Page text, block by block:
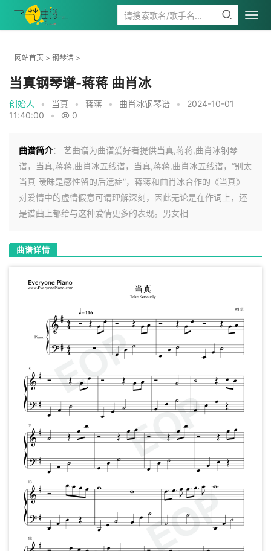
网站首页 > 钢琴谱 >
当真钢琴谱-蒋蒋 曲肖冰
创始人 • 当真 • 蒋蒋 • 曲肖冰钢琴谱 •
2024-10-01
11:40:00
• 0
曲谱简介： 艺曲谱为曲谱爱好者提供当真,蒋蒋,曲肖冰钢琴
谱，当真,蒋蒋,曲肖冰五线谱，当真,蒋蒋,曲肖冰五线谱，“别太
当真 暧昧是感性留的后遗症”，蒋蒋和曲肖冰合作的《当真》
对爱情中的虚情假意可谓理解深刻，因此无论是在作词上，还
是谱曲上都给与这种爱情更多的表现。男女相
曲谱详情